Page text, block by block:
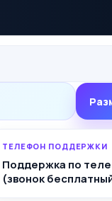
ТЕЛЕФОН ПОДДЕРЖКИ
Поддержка по
(звонок